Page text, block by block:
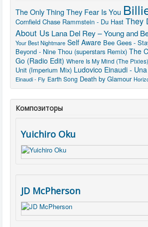
The Only Thing They Fear Is You
Cornfield Chase Rammstein - Du Hast They
About Us Lana Del Rey – Young and
Your Best Nightmare Self Aware Bee Gees -
Beyond - Nine Thou (superstars Remix) The
Go (Radio Edit) Where Is My Mind (The Pixies)
Unit (Imperium Mix) Ludovico Einaudi -
Einaudi - Fly Earth Song Death by Glamour
Композиторы
Yuichiro Oku
JD McPherson